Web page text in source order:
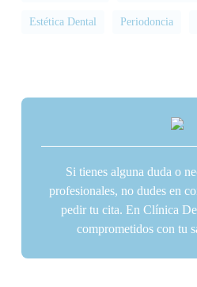
Estética Dental Periodoncia
Si tienes alguna duda o
profesionales, no dudes en
pedir tu cita. En Clínica
comprometidos con tu